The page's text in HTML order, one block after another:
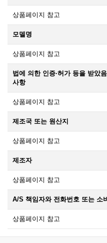
상품페이지 참고
모델명
상품페이지 참고
법에 의한 인증·허가 등을 받았
사항
상품페이지 참고
제조국 또는 원산지
상품페이지 참고
제조자
상품페이지 참고
A/S 책임자와 전화번호 또는 소
상품페이지 참고